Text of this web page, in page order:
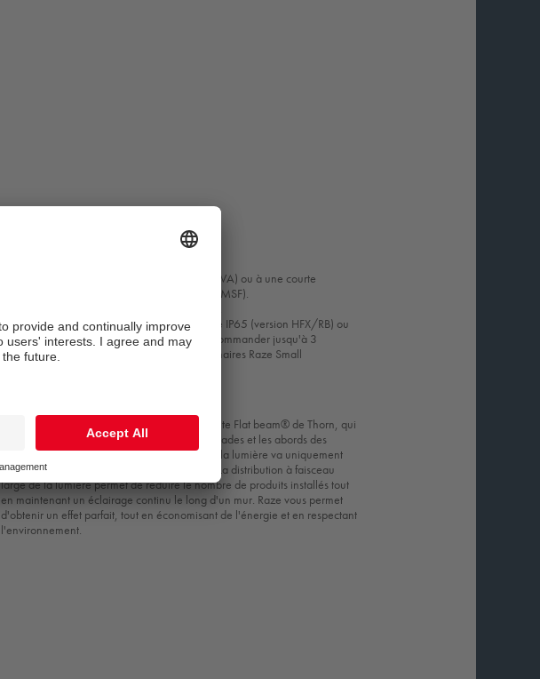
Montage fixe au ras de la surface (version MWA) ou à une courte
distance avec une fourche inclinable (version MSF).
Luminaire Raze Small livré avec driver déporté IP65 (version HFX/RB) ou
IP20 (version HFX/R). Un même driver peut commander jusqu'à 3
luminaires. Possibilité de commander les luminaires Raze Small
La famille Raze intègre la technologie innovante Flat beam® de Thorn, qui
transforme la façon dont nous éclairons les façades et les abords des
bâtiments. Avec un facteur d'utilisation élevé, la lumière va uniquement
sur la surface à éclairer, et nulle part ailleurs. La distribution à faisceau
large de la lumière permet de réduire le nombre de produits installés tout
en maintenant un éclairage continu le long d'un mur. Raze vous permet
d'obtenir un effet parfait, tout en économisant de l'énergie et en respectant
l'environnement.